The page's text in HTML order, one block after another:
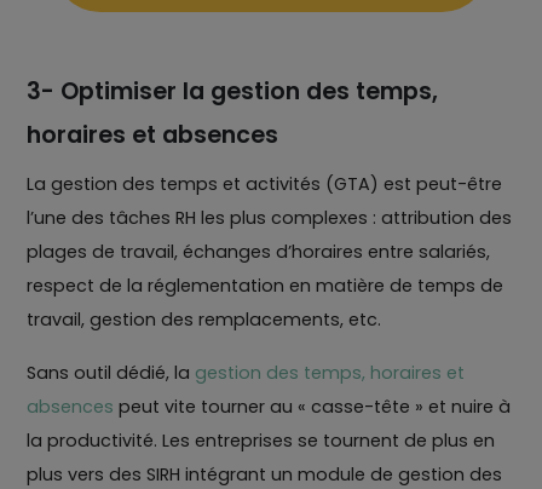
3- Optimiser la gestion des temps,
horaires et absences
La gestion des temps et activités (GTA) est peut-être
l’une des tâches RH les plus complexes : attribution des
plages de travail, échanges d’horaires entre salariés,
respect de la réglementation en matière de temps de
travail, gestion des remplacements, etc.
Sans outil dédié, la gestion des temps, horaires et
absences peut vite tourner au « casse-tête » et nuire à
la productivité. Les entreprises se tournent de plus en
plus vers des SIRH intégrant un module de gestion des